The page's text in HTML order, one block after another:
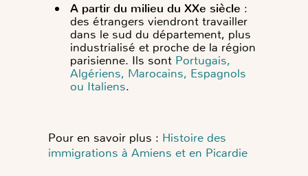
A partir du milieu du XXe siècle :
des étrangers viendront travailler
dans le sud du département, plus
industrialisé et proche de la région
parisienne. Ils sont Portugais,
Algériens, Marocains, Espagnols
ou Italiens.
Pour en savoir plus : Histoire des
immigrations à Amiens et en Picardie